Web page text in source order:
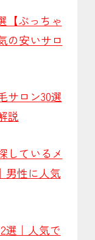
【ぶっちゃ
の安いサロ
サロン30選
説
しているメ
男性に人気
選｜人気で